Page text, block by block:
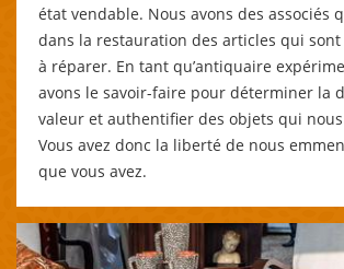
état vendable. Nous avons des associés
dans la restauration des articles qui
à réparer. En tant qu’antiquaire
avons le savoir-faire pour déterminer la
valeur et authentifier des objets qui
Vous avez donc la liberté de nous
que vous avez.